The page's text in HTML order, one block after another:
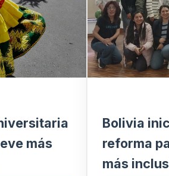
más
Bolivia
reforma
más